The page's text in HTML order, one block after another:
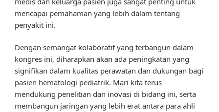
mencapai pemahaman yang lebih dalam tentang
penyakit ini.
Dengan semangat kolaboratif yang terbangun dalam
kongres ini, diharapkan akan ada peningkatan yang
signifikan dalam kualitas perawatan dan dukungan bagi
pasien hematologi pediatrik. Mari kita terus
mendukung penelitian dan inovasi di bidang ini, serta
membangun jaringan yang lebih erat antara para ahli